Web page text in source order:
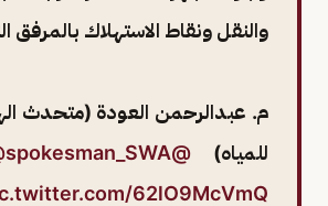
والنقل ونقاط الاستهلاك بالمرفق
م. عبدالرحمن العودة (متحدث
للمياه) @jalmuayqil
62lO9McVmQ